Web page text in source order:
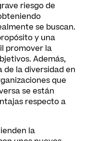
riesgo de
se buscan.
y una
promover la
Además,
la diversidad en
que
se están
respecto a
la